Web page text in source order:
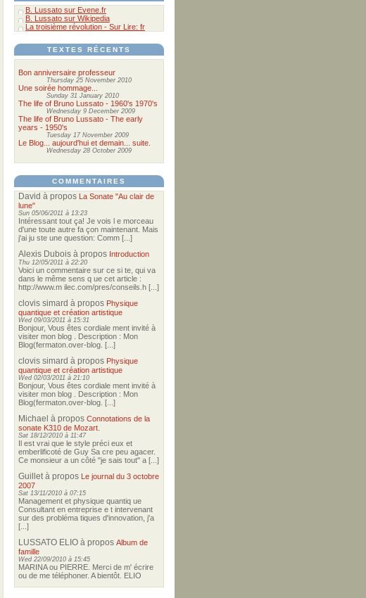
B. Lussato sur Evene.fr
B. Lussato sur Wikipedia
La troisième révolution - Sur Lire: fr
TEXTES RÉCENTS
Bon anniversaire professeur
Thursday 25 November 2010
Une soirée hommage...
Sunday 31 January 2010
The life of Bruno Lussato - 1960's 1970's
Wednesday 9 December 2009
The life of Bruno Lussato - The early
years - 1950's
Tuesday 17 November 2009
Le Blog... aujourd'hui et demain... suite.
Wednesday 28 October 2009
COMMENTAIRES
David à propos La Sonate "Au clair de
lune"
Sun 05/06/2011 à 13:23
Intéressant tout ça! Je vois l e morceau
d'une toute autre fa çon maintenant. Mais
j'ai ju ste une question: Comm [...]
Alexis Dubois à propos Introduction
Thu 12/05/2011 à 22:20
Voici un commentaire sur ce si te, qui va
dans le même sens q ue cet article :
http://www.m ilec.com/pres/conseils.h [...]
clovis simard à propos Physique
quantique et création artistique
Wed 09/03/2011 à 15:31
Bonjour, Vous êtes cordiale ment invité à
visiter mon blog . Description : Mon
Blog(fermaton.over-blog. [...]
clovis simard à propos Physique
quantique et création artistique
Wed 02/03/2011 à 21:10
Bonjour, Vous êtes cordiale ment invité à
visiter mon blog . Description : Mon
Blog(fermaton.over-blog. [...]
Michael à propos Connotations de la
sonate K310 de Mozart.
Sat 18/12/2010 à 11:47
Il est vrai que le style préci eux et
emberlificoté de Guy Sa cre peu agacer.
Ce monsieur a un côté "je sais tout" a [...]
Guilletà propos Le journal du 3 octobre
2007
Sat 13/11/2010 à 07:15
Management et physique quantiq ue
Consultant en entreprise e t intervenant
sur des probléma tiques d'innovation, j'a
[...]
LUSSATO ELIO à propos Album de
famille
Wed 22/09/2010 à 15:45
MARINA ou PIERRE. Merci de m' écrire
ou de me téléphoner. A bientôt. ELIO